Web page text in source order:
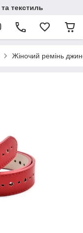
текстиль
Жіночий ремінь